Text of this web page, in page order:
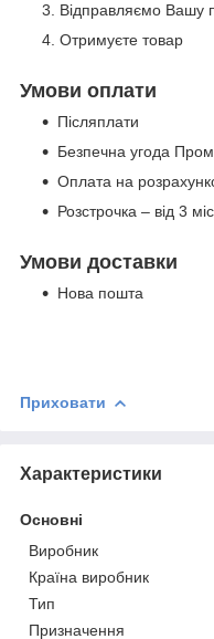
Відправляємо Вашу
Отримуєте товар
Умови оплати
Післяплати
Безпечна угода
Оплата на
Розстрочка – від 3
Умови доставки
Нова пошта
Приховати
Характеристики
Основні
Виробник
Країна виробник
Тип
Призначення